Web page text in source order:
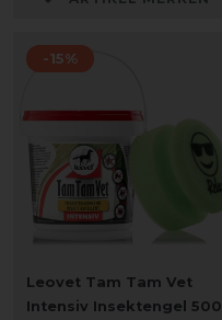
-15%
Leovet Tam Tam Vet
Intensiv Insektengel 500